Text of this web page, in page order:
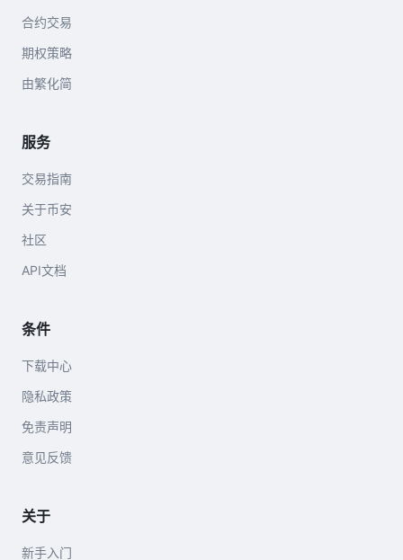
合约交易
期权策略
由繁化简
服务
交易指南
关于币安
社区
API文档
条件
下载中心
隐私政策
免责声明
意见反馈
关于
新手入门